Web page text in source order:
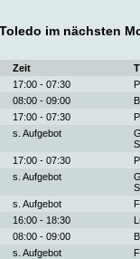
im nächsten
Zeit
17:00 - 07:30
08:00 - 09:00
17:00 - 07:30
s. Aufgebot
17:00 - 07:30
s. Aufgebot
s. Aufgebot
16:00 - 18:30
08:00 - 09:00
s. Aufgebot